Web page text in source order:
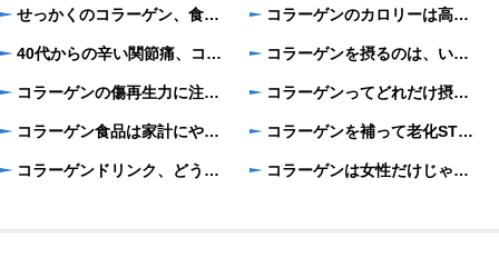
せっかくのコラーゲン、食事で台無しにしてない!? コラーゲンのカロリーは高い？太らないコラーゲンの上手な摂り方
40代からの辛い関節痛、コラーゲンで痛みを対策しよう！ コラーゲンを摂るのは、いつがいい？朝と夜の違いを検証！
コラーゲンの傷再生力に注目！コラーゲンでアトピーが治せる？ コラーゲンってどれだけ摂ればいいの？
コラーゲン食品は家計にやさしくておいしい？家族で楽しむコラーゲン生活 コラーゲンを補って老化STOP!コラーゲンの意外な効果
コラーゲンドリンク、どうしたら早く効果を実感できるの？ コラーゲンは女性だけじゃない！男性にもうれしい効果がいっぱい！